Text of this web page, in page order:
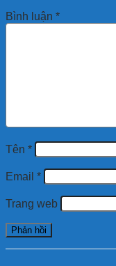
Bình luận *
Tên *
Email *
Trang web